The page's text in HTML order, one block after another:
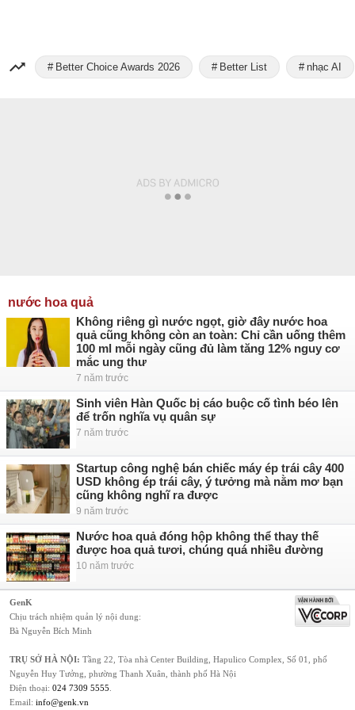
Better Choice Awards 2026 Better List nhạc AI
nước hoa quả
Không riêng gì nước ngọt, giờ đây nước hoa
quả cũng không còn an toàn: Chỉ cần uống thêm
100 ml mỗi ngày cũng đủ làm tăng 12% nguy cơ
mắc ung thư
7 năm trước
Sinh viên Hàn Quốc bị cáo buộc cố tình béo lên
để trốn nghĩa vụ quân sự
7 năm trước
Startup công nghệ bán chiếc máy ép trái cây 400
USD không ép trái cây, ý tưởng mà nằm mơ bạn
cũng không nghĩ ra được
9 năm trước
Nước hoa quả đóng hộp không thể thay thế
được hoa quả tươi, chúng quá nhiều đường
10 năm trước
GenK
Chịu trách nhiệm quản lý nội dung:
Bà Nguyễn Bích Minh
TRỤ SỞ HÀ NỘI: Tầng 22, Tòa nhà Center Building, Hapulico Complex, Số 01, phố
Nguyễn Huy Tưởng, phường Thanh Xuân, thành phố Hà Nội
Điện thoại: 024 7309 5555
Email: info@genk.vn